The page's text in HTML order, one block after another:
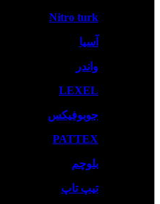
Nitro turk
آسیا
واندر
LEXEL
جوبوفیکس
PATTEX
بلوچم
تیپ تاپ